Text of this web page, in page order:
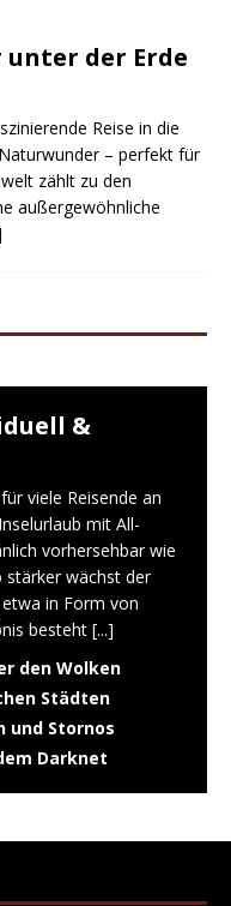
der Erde
Reise in die
– perfekt für
zählt zu den
außergewöhnliche
&
viele Reisende an
mit All-
vorhersehbar wie
stärker wächst der
in Form von
besteht [...]
den Wolken
Städten
und Stornos
Darknet